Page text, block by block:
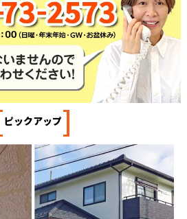
ピックアップ]